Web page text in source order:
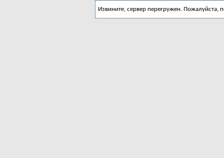
Извините, сервер перегружен. Пожалуйста,